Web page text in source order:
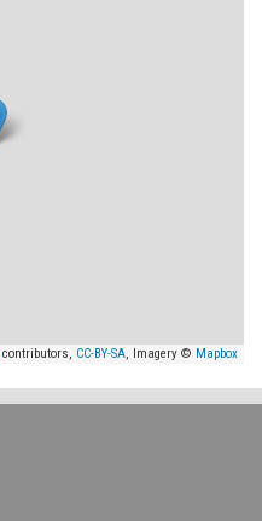
contributors, CC-BY-SA, Imagery © Mapbox